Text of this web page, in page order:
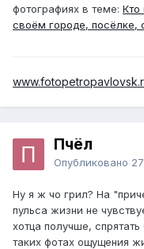
фотографиях в теме: Кто
своём городе, посёлке,
Пчёл
Опубликовано
Ну я ж чо грил? На
пульса жизни не
хотца получше,
таких фотах ощущения